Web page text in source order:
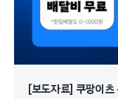
[보도자료] 쿠팡이